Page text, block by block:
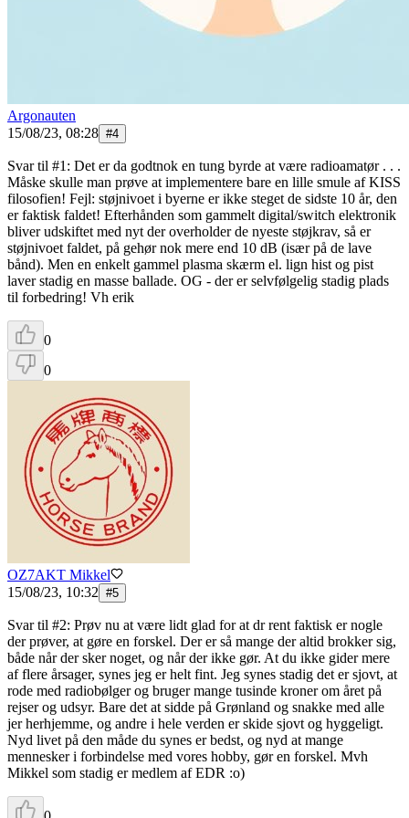
Argonauten
15/08/23, 08:28 #4
Svar til #1: Det er da godtnok en tung byrde at være radioamatør . . .
Måske skulle man prøve at implementere bare en lille smule af KISS
filosofien! Fejl: støjnivoet i byerne er ikke steget de sidste 10 år, den
er faktisk faldet! Efterhånden som gammelt digital/switch elektronik
bliver udskiftet med nyt der overholder de nyeste støjkrav, så er
støjnivoet faldet, på gehør nok mere end 10 dB (især på de lave
bånd). Men en enkelt gammel plasma skærm el. lign hist og pist
laver stadig en masse ballade. OG - der er selvfølgelig stadig plads
til forbedring! Vh erik
0
0
OZ7AKT Mikkel
15/08/23, 10:32 #5
Svar til #2: Prøv nu at være lidt glad for at dr rent faktisk er nogle
der prøver, at gøre en forskel. Der er så mange der altid brokker sig,
både når der sker noget, og når der ikke gør. At du ikke gider mere
af flere årsager, synes jeg er helt fint. Jeg synes stadig det er sjovt, at
rode med radiobølger og bruger mange tusinde kroner om året på
rejser og udsyr. Bare det at sidde på Grønland og snakke med alle
jer herhjemme, og andre i hele verden er skide sjovt og hyggeligt.
Nyd livet på den måde du synes er bedst, og nyd at mange
mennesker i forbindelse med vores hobby, gør en forskel. Mvh
Mikkel som stadig er medlem af EDR :o)